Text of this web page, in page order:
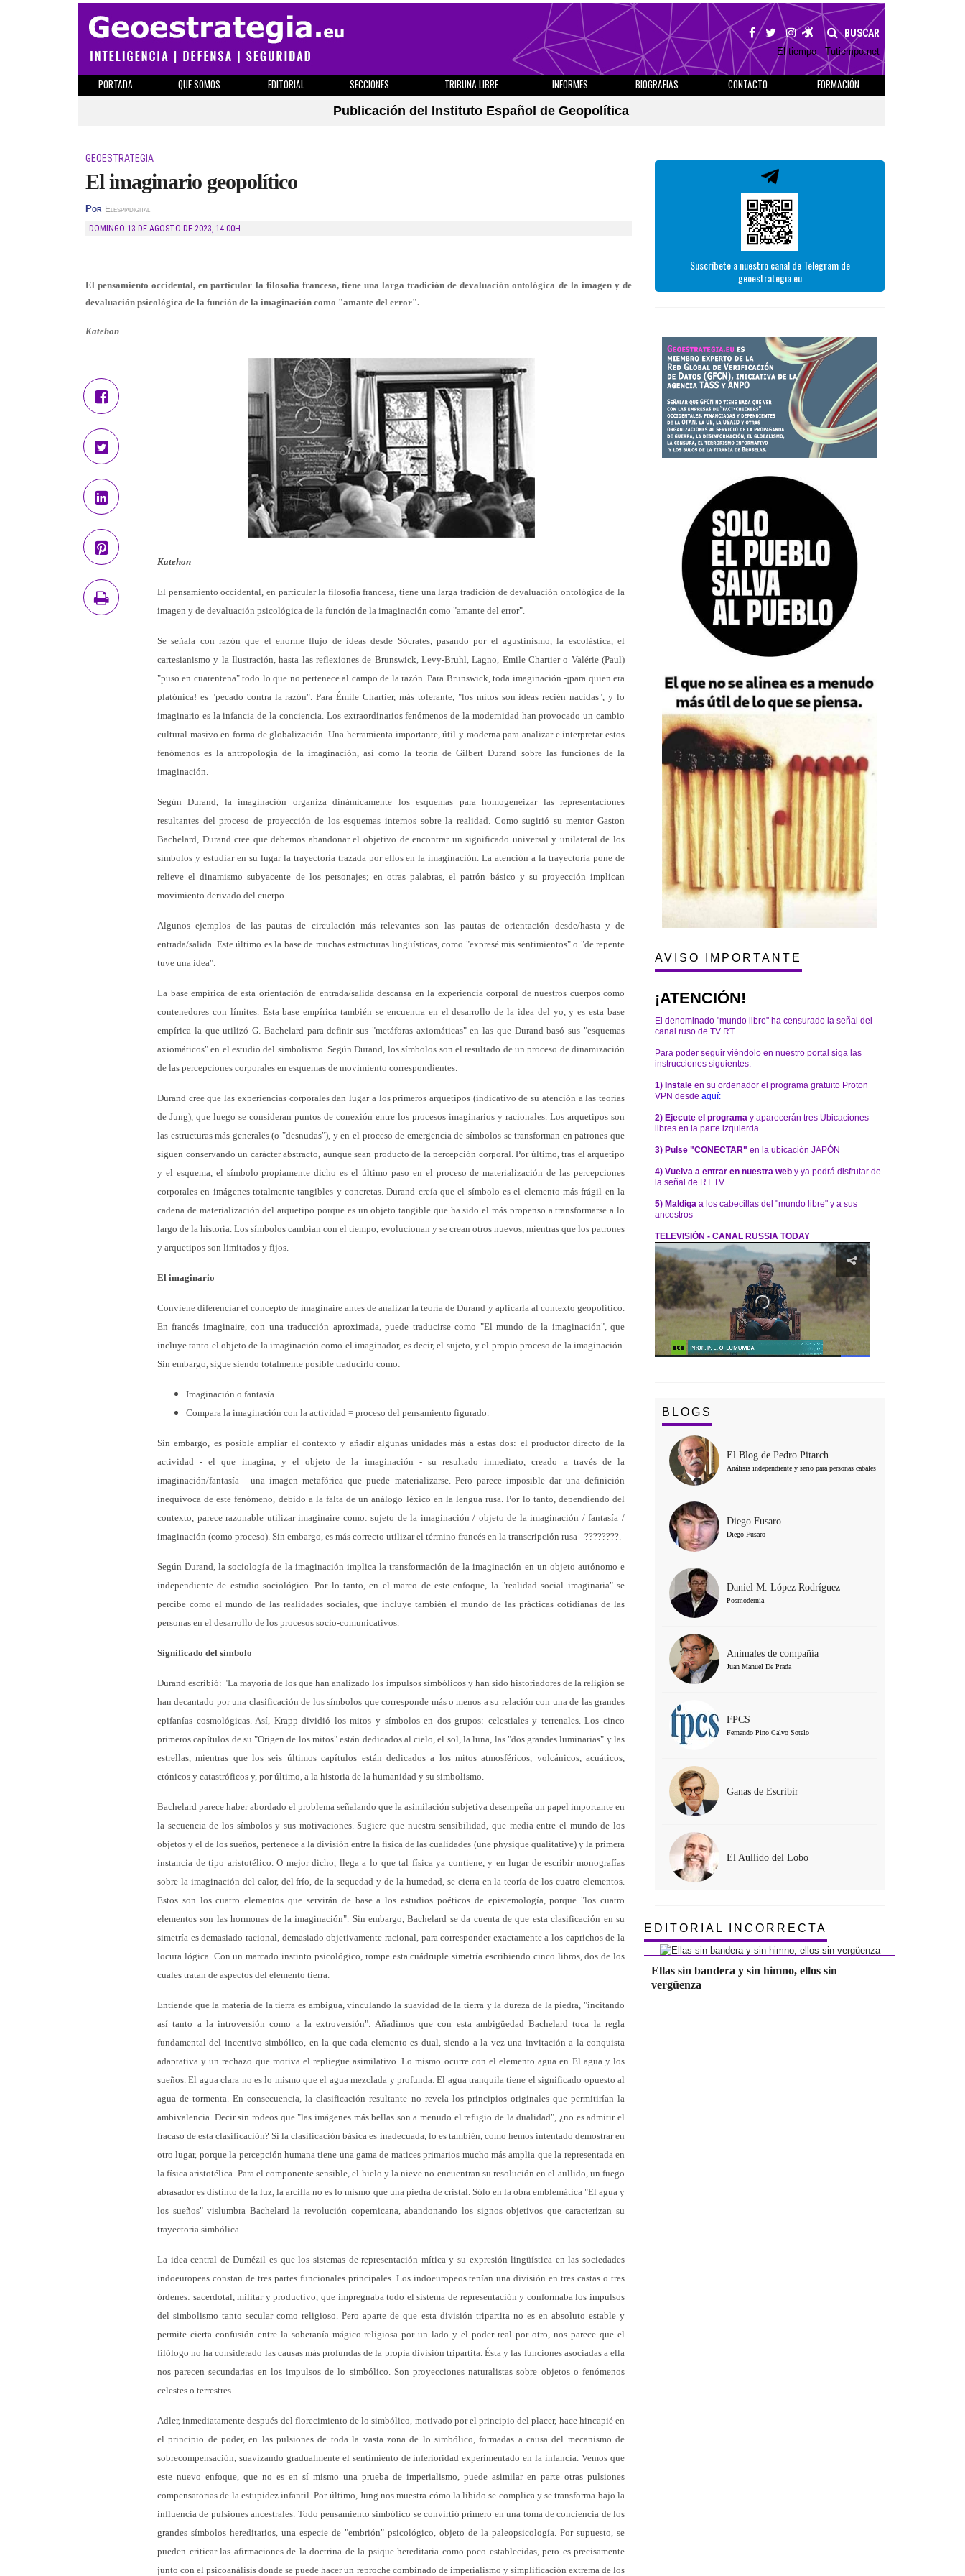
BUSCAR
El tiempo - Tutiempo.net
PORTADA QUE SOMOS EDITORIAL SECCIONES TRIBUNA LIBRE INFORMES BIOGRAFIAS CONTACTO
FORMACIÓN
Publicación del Instituto Español de Geopolítica
GEOESTRATEGIA
El imaginario geopolítico
Por Elespiadigital
DOMINGO 13 DE AGOSTO DE 2023, 14:00H
El pensamiento occidental, en particular la filosofía francesa, tiene una larga tradición de devaluación ontológica de la imagen y de
devaluación psicológica de la función de la imaginación como "amante del error".
Katehon
Katehon
El pensamiento occidental, en particular la filosofía francesa, tiene una larga tradición de devaluación ontológica de la
imagen y de devaluación psicológica de la función de la imaginación como "amante del error".
Se señala con razón que el enorme flujo de ideas desde Sócrates, pasando por el agustinismo, la escolástica, el
cartesianismo y la Ilustración, hasta las reflexiones de Brunswick, Levy-Bruhl, Lagno, Emile Chartier o Valérie (Paul)
"puso en cuarentena" todo lo que no pertenece al campo de la razón. Para Brunswick, toda imaginación -¡para quien era
platónica! es "pecado contra la razón". Para Émile Chartier, más tolerante, "los mitos son ideas recién nacidas", y lo
imaginario es la infancia de la conciencia. Los extraordinarios fenómenos de la modernidad han provocado un cambio
cultural masivo en forma de globalización. Una herramienta importante, útil y moderna para analizar e interpretar estos
fenómenos es la antropología de la imaginación, así como la teoría de Gilbert Durand sobre las funciones de la
imaginación.
Según Durand, la imaginación organiza dinámicamente los esquemas para homogeneizar las representaciones
resultantes del proceso de proyección de los esquemas internos sobre la realidad. Como sugirió su mentor Gaston
Bachelard, Durand cree que debemos abandonar el objetivo de encontrar un significado universal y unilateral de los
símbolos y estudiar en su lugar la trayectoria trazada por ellos en la imaginación. La atención a la trayectoria pone de
relieve el dinamismo subyacente de los personajes; en otras palabras, el patrón básico y su proyección implican
movimiento derivado del cuerpo.
Algunos ejemplos de las pautas de circulación más relevantes son las pautas de orientación desde/hasta y de
entrada/salida. Este último es la base de muchas estructuras lingüísticas, como "expresé mis sentimientos" o "de repente
tuve una idea".
La base empírica de esta orientación de entrada/salida descansa en la experiencia corporal de nuestros cuerpos como
contenedores con límites. Esta base empírica también se encuentra en el desarrollo de la idea del yo, y es esta base
empírica la que utilizó G. Bachelard para definir sus "metáforas axiomáticas" en las que Durand basó sus "esquemas
axiomáticos" en el estudio del simbolismo. Según Durand, los símbolos son el resultado de un proceso de dinamización
de las percepciones corporales en esquemas de movimiento correspondientes.
Durand cree que las experiencias corporales dan lugar a los primeros arquetipos (indicativo de su atención a las teorías
de Jung), que luego se consideran puntos de conexión entre los procesos imaginarios y racionales. Los arquetipos son
las estructuras más generales (o "desnudas"), y en el proceso de emergencia de símbolos se transforman en patrones que
siguen conservando un carácter abstracto, aunque sean producto de la percepción corporal. Por último, tras el arquetipo
y el esquema, el símbolo propiamente dicho es el último paso en el proceso de materialización de las percepciones
corporales en imágenes totalmente tangibles y concretas. Durand creía que el símbolo es el elemento más frágil en la
cadena de materialización del arquetipo porque es un objeto tangible que ha sido el más propenso a transformarse a lo
largo de la historia. Los símbolos cambian con el tiempo, evolucionan y se crean otros nuevos, mientras que los patrones
y arquetipos son limitados y fijos.
El imaginario
Conviene diferenciar el concepto de imaginaire antes de analizar la teoría de Durand y aplicarla al contexto geopolítico.
En francés imaginaire, con una traducción aproximada, puede traducirse como "El mundo de la imaginación", que
incluye tanto el objeto de la imaginación como el imaginador, es decir, el sujeto, y el propio proceso de la imaginación.
Sin embargo, sigue siendo totalmente posible traducirlo como:
Imaginación o fantasía.
Compara la imaginación con la actividad = proceso del pensamiento figurado.
Sin embargo, es posible ampliar el contexto y añadir algunas unidades más a estas dos: el productor directo de la
actividad - el que imagina, y el objeto de la imaginación - su resultado inmediato, creado a través de la
imaginación/fantasía - una imagen metafórica que puede materializarse. Pero parece imposible dar una definición
inequívoca de este fenómeno, debido a la falta de un análogo léxico en la lengua rusa. Por lo tanto, dependiendo del
contexto, parece razonable utilizar imaginaire como: sujeto de la imaginación / objeto de la imaginación / fantasía /
imaginación (como proceso). Sin embargo, es más correcto utilizar el término francés en la transcripción rusa - ????????.
Según Durand, la sociología de la imaginación implica la transformación de la imaginación en un objeto autónomo e
independiente de estudio sociológico. Por lo tanto, en el marco de este enfoque, la "realidad social imaginaria" se
percibe como el mundo de las realidades sociales, que incluye también el mundo de las prácticas cotidianas de las
personas en el desarrollo de los procesos socio-comunicativos.
Significado del símbolo
Durand escribió: "La mayoría de los que han analizado los impulsos simbólicos y han sido historiadores de la religión se
han decantado por una clasificación de los símbolos que corresponde más o menos a su relación con una de las grandes
epifanías cosmológicas. Así, Krapp dividió los mitos y símbolos en dos grupos: celestiales y terrenales. Los cinco
primeros capítulos de su "Origen de los mitos" están dedicados al cielo, el sol, la luna, las "dos grandes luminarias" y las
estrellas, mientras que los seis últimos capítulos están dedicados a los mitos atmosféricos, volcánicos, acuáticos,
ctónicos y catastróficos y, por último, a la historia de la humanidad y su simbolismo.
Bachelard parece haber abordado el problema señalando que la asimilación subjetiva desempeña un papel importante en
la secuencia de los símbolos y sus motivaciones. Sugiere que nuestra sensibilidad, que media entre el mundo de los
objetos y el de los sueños, pertenece a la división entre la física de las cualidades (une physique qualitative) y la primera
instancia de tipo aristotélico. O mejor dicho, llega a lo que tal física ya contiene, y en lugar de escribir monografías
sobre la imaginación del calor, del frío, de la sequedad y de la humedad, se cierra en la teoría de los cuatro elementos.
Estos son los cuatro elementos que servirán de base a los estudios poéticos de epistemología, porque "los cuatro
elementos son las hormonas de la imaginación". Sin embargo, Bachelard se da cuenta de que esta clasificación en su
simetría es demasiado racional, demasiado objetivamente racional, para corresponder exactamente a los caprichos de la
locura lógica. Con un marcado instinto psicológico, rompe esta cuádruple simetría escribiendo cinco libros, dos de los
cuales tratan de aspectos del elemento tierra.
Entiende que la materia de la tierra es ambigua, vinculando la suavidad de la tierra y la dureza de la piedra, "incitando
así tanto a la introversión como a la extroversión". Añadimos que con esta ambigüedad Bachelard toca la regla
fundamental del incentivo simbólico, en la que cada elemento es dual, siendo a la vez una invitación a la conquista
adaptativa y un rechazo que motiva el repliegue asimilativo. Lo mismo ocurre con el elemento agua en El agua y los
sueños. El agua clara no es lo mismo que el agua mezclada y profunda. El agua tranquila tiene el significado opuesto al
agua de tormenta. En consecuencia, la clasificación resultante no revela los principios originales que permitirían la
ambivalencia. Decir sin rodeos que "las imágenes más bellas son a menudo el refugio de la dualidad", ¿no es admitir el
fracaso de esta clasificación? Si la clasificación básica es inadecuada, lo es también, como hemos intentado demostrar en
otro lugar, porque la percepción humana tiene una gama de matices primarios mucho más amplia que la representada en
la física aristotélica. Para el componente sensible, el hielo y la nieve no encuentran su resolución en el aullido, un fuego
abrasador es distinto de la luz, la arcilla no es lo mismo que una piedra de cristal. Sólo en la obra emblemática "El agua y
los sueños" vislumbra Bachelard la revolución copernicana, abandonando los signos objetivos que caracterizan su
trayectoria simbólica.
La idea central de Dumézil es que los sistemas de representación mítica y su expresión lingüística en las sociedades
indoeuropeas constan de tres partes funcionales principales. Los indoeuropeos tenían una división en tres castas o tres
órdenes: sacerdotal, militar y productivo, que impregnaba todo el sistema de representación y conformaba los impulsos
del simbolismo tanto secular como religioso. Pero aparte de que esta división tripartita no es en absoluto estable y
permite cierta confusión entre la soberanía mágico-religiosa por un lado y el poder real por otro, nos parece que el
filólogo no ha considerado las causas más profundas de la propia división tripartita. Ésta y las funciones asociadas a ella
nos parecen secundarias en los impulsos de lo simbólico. Son proyecciones naturalistas sobre objetos o fenómenos
celestes o terrestres.
Adler, inmediatamente después del florecimiento de lo simbólico, motivado por el principio del placer, hace hincapié en
el principio de poder, en las pulsiones de toda la vasta zona de lo simbólico, formadas a causa del mecanismo de
sobrecompensación, suavizando gradualmente el sentimiento de inferioridad experimentado en la infancia. Vemos que
este nuevo enfoque, que no es en sí mismo una prueba de imperialismo, puede asimilar en parte otras pulsiones
compensatorias de la estupidez infantil. Por último, Jung nos muestra cómo la libido se complica y se transforma bajo la
influencia de pulsiones ancestrales. Todo pensamiento simbólico se convirtió primero en una toma de conciencia de los
grandes símbolos hereditarios, una especie de "embrión" psicológico, objeto de la paleopsicología. Por supuesto, se
pueden criticar las afirmaciones de la doctrina de la psique hereditaria como poco establecidas, pero es precisamente
junto con el psicoanálisis donde se puede hacer un reproche combinado de imperialismo y simplificación extrema de los
Suscríbete a nuestro canal de Telegram de
geoestrategia.eu
AVISO IMPORTANTE
¡ATENCIÓN!
El denominado "mundo libre" ha censurado la señal del
canal ruso de TV RT.
Para poder seguir viéndolo en nuestro portal siga las
instrucciones siguientes:
1) Instale en su ordenador el programa gratuito Proton
VPN desde aquí:
2) Ejecute el programa y aparecerán tres Ubicaciones
libres en la parte izquierda
3) Pulse "CONECTAR" en la ubicación JAPÓN
4) Vuelva a entrar en nuestra web y ya podrá disfrutar de
la señal de RT TV
5) Maldiga a los cabecillas del "mundo libre" y a sus
ancestros
TELEVISIÓN - CANAL RUSSIA TODAY
BLOGS
El Blog de Pedro Pitarch
Análisis independiente y serio para personas cabales
Diego Fusaro
Diego Fusaro
Daniel M. López Rodríguez
Posmodernia
Animales de compañía
Juan Manuel De Prada
FPCS
Fernando Pino Calvo Sotelo
Ganas de Escribir
El Aullido del Lobo
EDITORIAL INCORRECTA
Ellas sin bandera y sin himno, ellos sin
vergüenza